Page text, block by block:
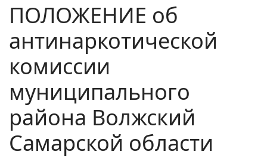
ПОЛОЖЕНИЕ об
антинаркотической
комиссии
муниципального
района Волжский
Самарской области